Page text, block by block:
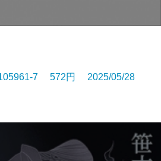
7 572円 2025/05/28